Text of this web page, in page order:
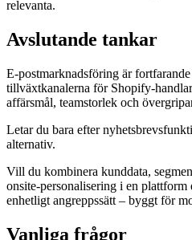
relevanta.
Avslutande tankar
E-postmarknadsföring är
tillväxtkanalerna för Shopify-
affärsmål, teamstorlek och
Letar du bara efter
alternativ.
Vill du kombinera kunddata,
onsite-personalisering i en plattform
enhetligt angreppssätt – byggt för
Vanliga frågor